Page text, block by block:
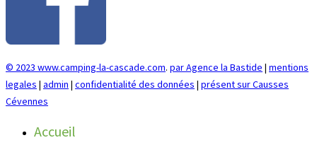
© 2023 www.camping-la-cascade.com. par Agence la Bastide | mentions
legales | admin | confidentialité des données | présent sur Causses
Cévennes
Accueil